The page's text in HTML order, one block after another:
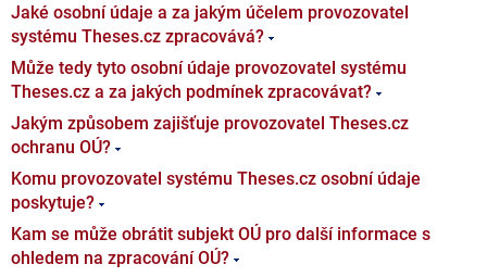
Jaké osobní údaje a za jakým účelem provozovatel
systému Theses.cz zpracovává?
Může tedy tyto osobní údaje provozovatel systému
Theses.cz a za jakých podmínek zpracovávat?
Jakým způsobem zajišťuje provozovatel Theses.cz
ochranu OÚ?
Komu provozovatel systému Theses.cz osobní údaje
poskytuje?
Kam se může obrátit subjekt OÚ pro další informace s
ohledem na zpracování OÚ?